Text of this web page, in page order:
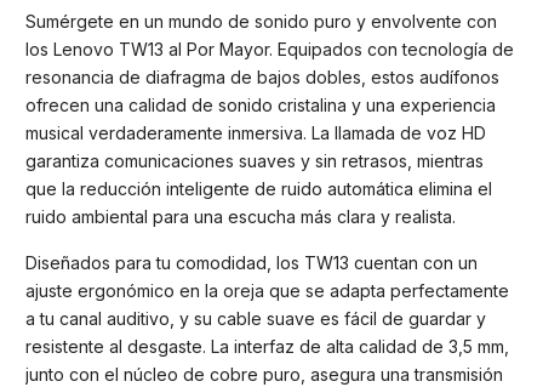
Sumérgete en un mundo de sonido puro y envolvente con
los Lenovo TW13 al Por Mayor. Equipados con tecnología de
resonancia de diafragma de bajos dobles, estos audífonos
ofrecen una calidad de sonido cristalina y una experiencia
musical verdaderamente inmersiva. La llamada de voz HD
garantiza comunicaciones suaves y sin retrasos, mientras
que la reducción inteligente de ruido automática elimina el
ruido ambiental para una escucha más clara y realista.
Diseñados para tu comodidad, los TW13 cuentan con un
ajuste ergonómico en la oreja que se adapta perfectamente
a tu canal auditivo, y su cable suave es fácil de guardar y
resistente al desgaste. La interfaz de alta calidad de 3,5 mm,
junto con el núcleo de cobre puro, asegura una transmisión